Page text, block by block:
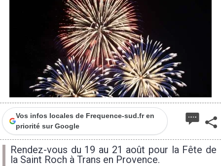
Vos infos locales de Frequence-sud.fr en
priorité sur Google
Rendez-vous du 19 au 21 août pour la Fête de
la Saint Roch à Trans en Provence.